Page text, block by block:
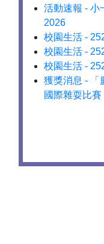
活動速報 - 小
2026
校園生活 -
校園生活 -
校園生活 -
獲獎消息 - 「
國際雜耍比賽